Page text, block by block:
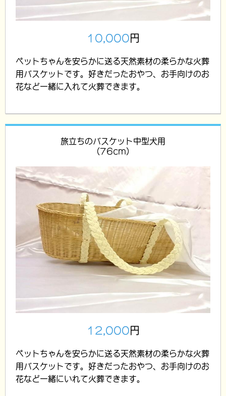
10,000 円
ペットちゃんを安らかに送る天然素材の柔らかな火葬
用バスケットです。好きだったおやつ、お手向けのお
花など一緒に入れて火葬できます。
旅立ちのバスケット中型犬用
(76cm)
12,000 円
ペットちゃんを安らかに送る天然素材の柔らかな火葬
用バスケットです。好きだったおやつ、お手向けのお
花など一緒にいれて火葬できます。